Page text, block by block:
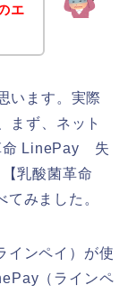
エ
います。実際
まず、ネット
命 LinePay 失
乳酸菌革命
みました。
インペイ）が使
（ラインペ